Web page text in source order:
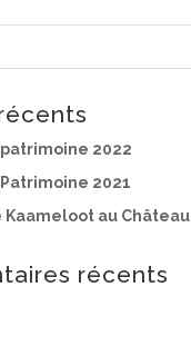
2022
2021
Kaameloot au Château
récents